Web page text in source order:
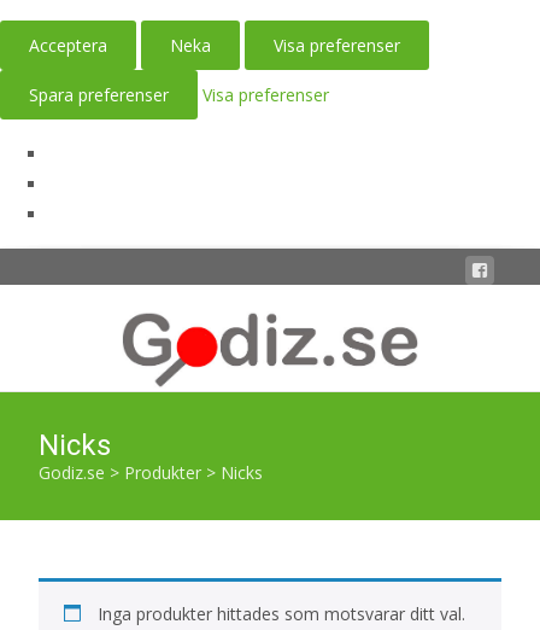
Acceptera Neka Visa preferenser
Spara preferenser Visa preferenser
Nicks
Godiz.se > Produkter > Nicks
Inga produkter hittades som motsvarar ditt val.